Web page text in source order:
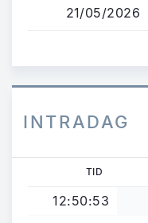
21/05/2026
INTRADAG
TID
12:50:53